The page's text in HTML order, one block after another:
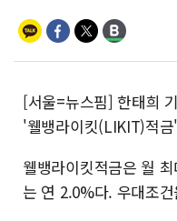
[서울=뉴스핌] 한태희
'웰뱅라이킷(LIKIT)적
웰뱅라이킷적금은 월
는 연 2.0%다. 우대조